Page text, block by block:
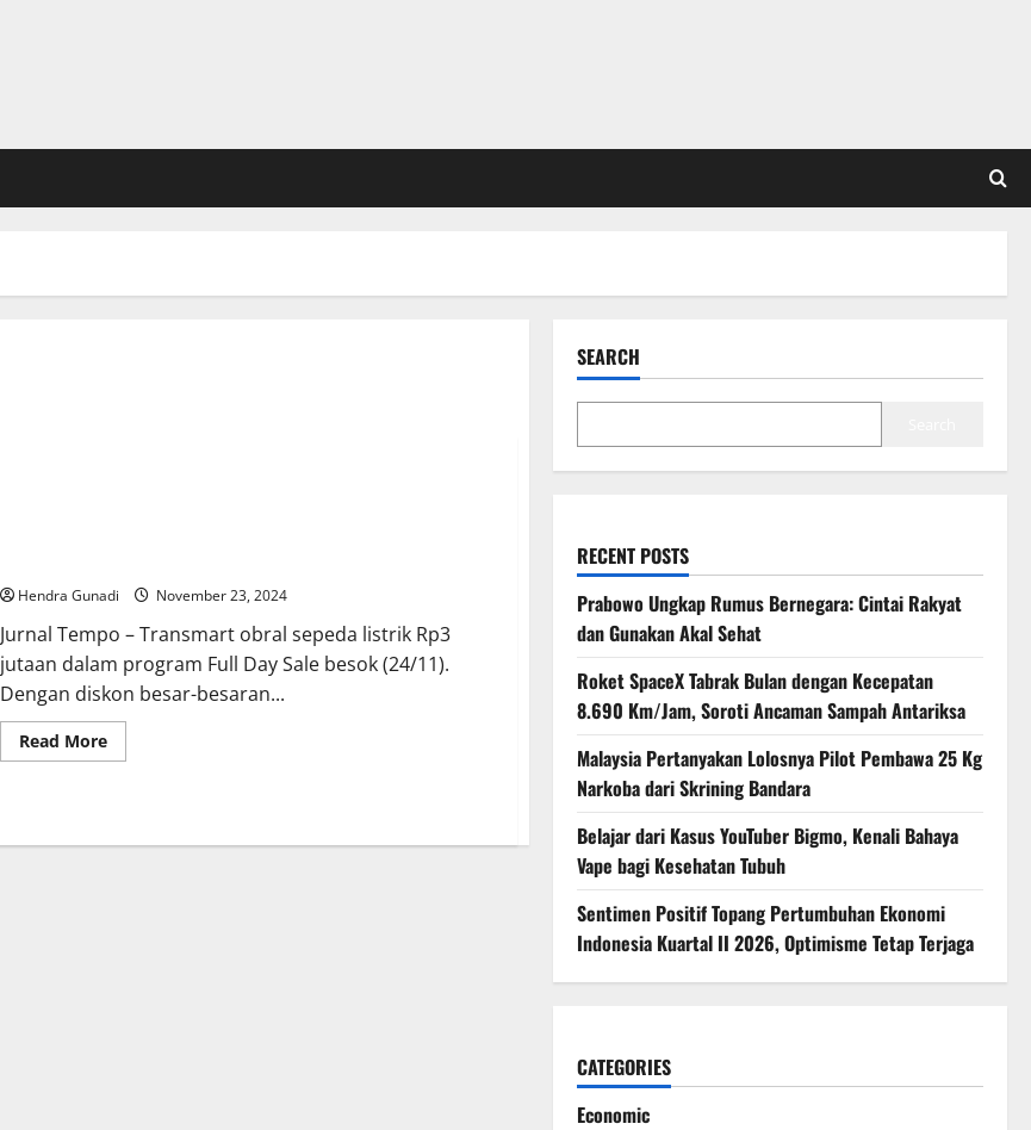
Hendra Gunadi November 23, 2024
Jurnal Tempo – Transmart obral sepeda listrik Rp3
jutaan dalam program Full Day Sale besok (24/11).
Dengan diskon besar-besaran...
Read MoreRead
more
Listrik
SEARCH
RECENT POSTS
Prabowo Ungkap Rumus Bernegara: Cintai Rakyat
dan Gunakan Akal Sehat
Roket SpaceX Tabrak Bulan dengan Kecepatan
8.690 Km/Jam, Soroti Ancaman Sampah Antariksa
Malaysia Pertanyakan Lolosnya Pilot Pembawa 25 Kg
Narkoba dari Skrining Bandara
Belajar dari Kasus YouTuber Bigmo, Kenali Bahaya
Vape bagi Kesehatan Tubuh
Sentimen Positif Topang Pertumbuhan Ekonomi
Indonesia Kuartal II 2026, Optimisme Tetap Terjaga
CATEGORIES
Economic